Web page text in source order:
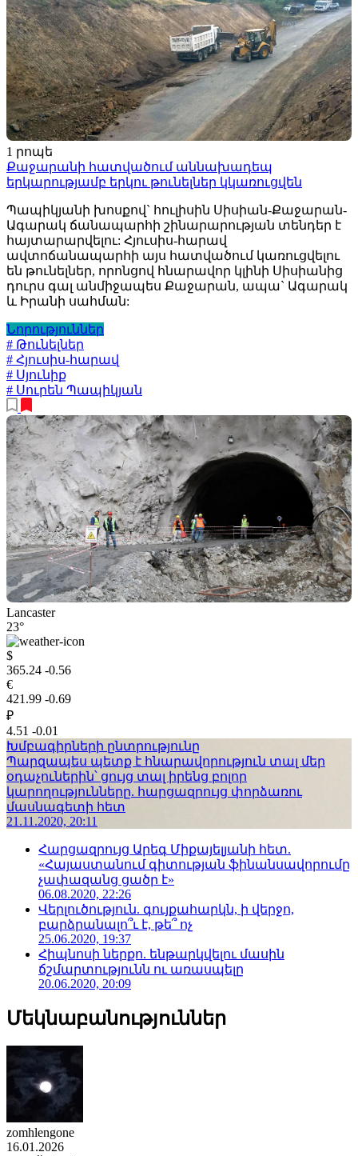
1 րոպե
Քաջարանի հատվածում աննախադեպ
երկարությամբ երկու թունելներ կկառուցվեն
Պապիկյանի խոսքով` հուլիսին Սիսիան-Քաջարան-
Ագարակ ճանապարհի շինարարության տենդեր է
հայտարարվելու: Հյուսիս-հարավ
ավտոճանապարհի այս հատվածում կառուցվելու
են թունելներ, որոնցով հնարավոր կլինի Սիսիանից
դուրս գալ անմիջապես Քաջարան, ապա` Ագարակ
և Իրանի սահման:
Նորություններ
# Թունելներ
# Հյուսիս-հարավ
# Սյունիք
# Սուրեն Պապիկյան
Lancaster
23°
$
365.24 -0.56
€
421.99 -0.69
₽
4.51 -0.01
Խմբագիրների ընտրությունը
Պարզապես պետք է հնարավորություն տալ մեր
օդաչուներին՝ ցույց տալ իրենց բոլոր
կարողությունները. հարցազրույց փորձառու
մասնագետի հետ
21.11.2020, 20:11
Հարցազրույց Արեգ Միքայելյանի հետ.
«Հայաստանում գիտության ֆինանսավորումը
չափազանց ցածր է»
06.08.2020, 22:26
Վերլուծություն. գույքահարկն, ի վերջո,
բարձրանալո՞ւ է, թե՞ ոչ
25.06.2020, 19:37
Հիպնոսի ներքո. ենթարկվելու մասին
ճշմարտությունն ու առասպելը
20.06.2020, 20:09
Մեկնաբանություններ
zomhlengone
16.01.2026